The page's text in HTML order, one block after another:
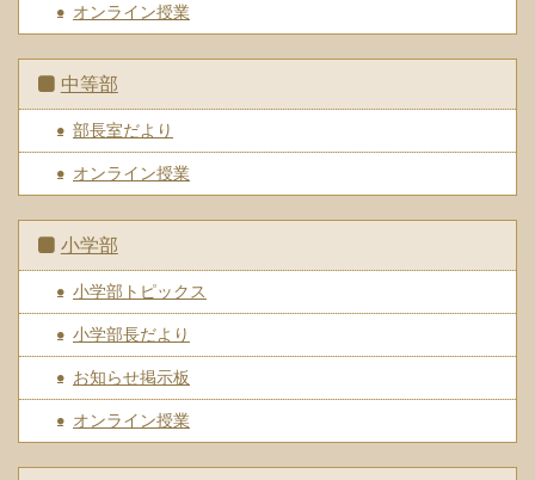
オンライン授業
中等部
部長室だより
オンライン授業
小学部
小学部トピックス
小学部長だより
お知らせ掲示板
オンライン授業